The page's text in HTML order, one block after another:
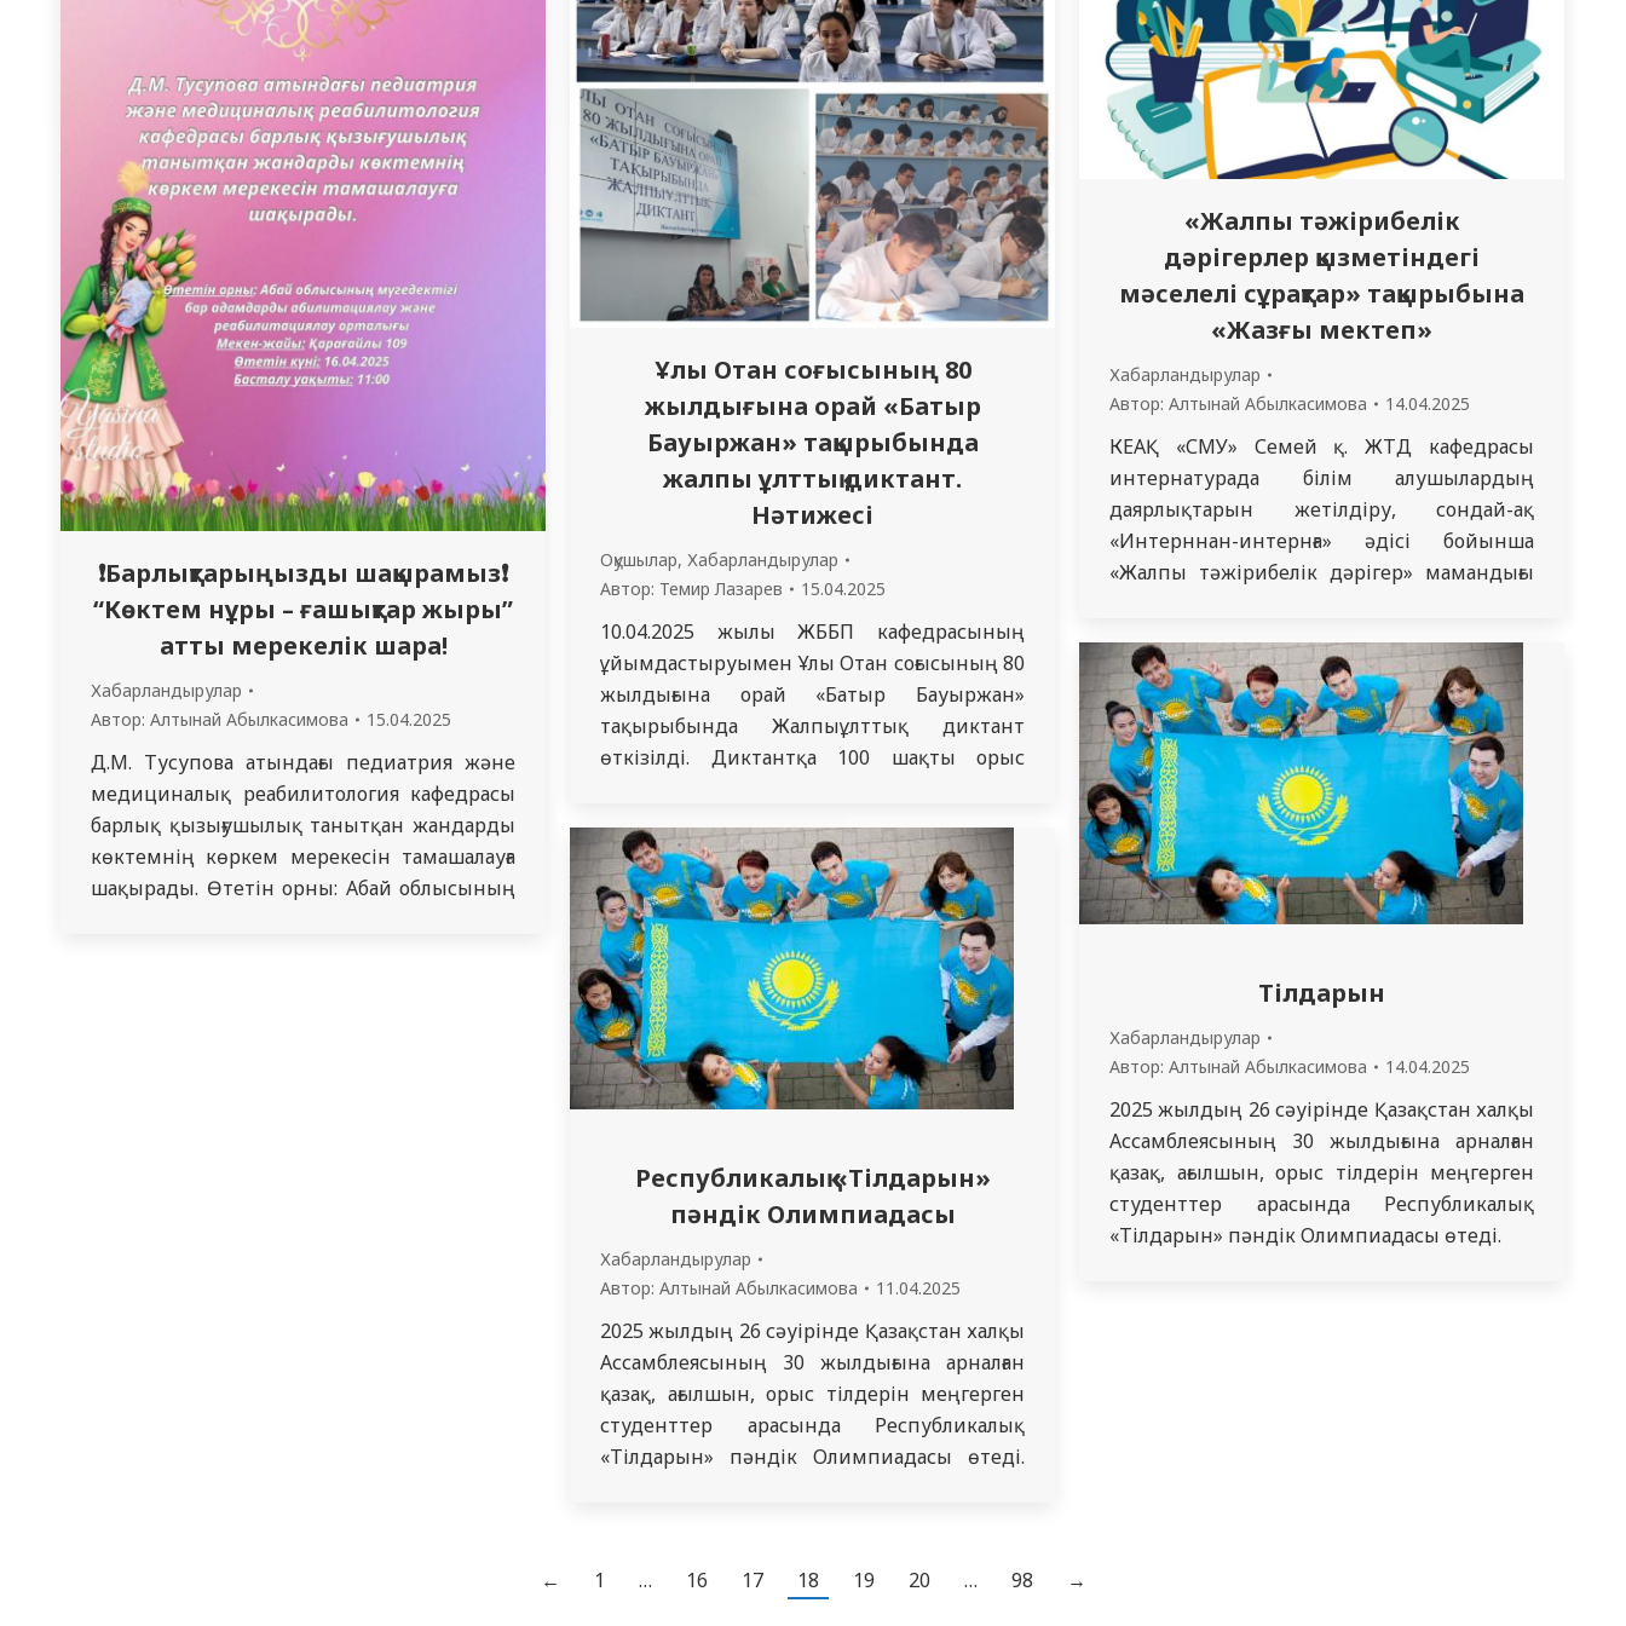
❗️Барлықтарыңызды шақырамыз❗️
“Көктем нұры – ғашықтар жыры”
атты мерекелік шара!
Хабарландырулар
Автор: Алтынай Абылкасимова 15.04.2025
Д.М. Тусупова атындағы педиатрия және
медициналық реабилитология кафедрасы
барлық қызығушылық танытқан жандарды
көктемнің көркем мерекесін тамашалауға
шақырады. Өтетін орны: Абай облысының
Ұлы Отан соғысының 80
жылдығына орай «Батыр
Бауыржан» тақырыбында
жалпы ұлттық диктант.
Нәтижесі
Оқушылар, Хабарландырулар
Автор: Темир Лазарев 15.04.2025
10.04.2025 жылы ЖББП кафедрасының
ұйымдастыруымен Ұлы Отан соғысының 80
жылдығына орай «Батыр Бауыржан»
тақырыбында Жалпыұлттық диктант
өткізілді. Диктантқа 100 шақты орыс
Бауыржан» тақырыбында Жалпыұлттық
диктантты жазу маңызды әрі тарихи мәні
бар іс-шара. Жалпыұлттық диктантты
жазудың мақсаты – еліміздің тарихындағы
елеулі оқиғаларды еске түсіріп, батыр…
«Жалпы тәжірибелік
дәрігерлер қызметіндегі
мәселелі сұрақтар» тақырыбына
«Жазғы мектеп»
Хабарландырулар
Автор: Алтынай Абылкасимова 14.04.2025
КЕАҚ «СМУ» Семей қ. ЖТД кафедрасы
интернатурада білім алушылардың
даярлықтарын жетілдіру, сондай-ақ
«Интерннан-интернға» әдісі бойынша
«Жалпы тәжірибелік дәрігер» мамандығы
интерндары үшін білім алмасу және
тәжірибені дамыту мақсатында 21.04.2025
ж. офлайн-форматында «Жалпы
тәжірибелік дәрігерлер қызметіндегі
мәселелі сұрақтар» тақырыбында Семей қ.
ЖТД кафедрасыда «Жазғы мектеп» өткізеді.
Тілдарын
Хабарландырулар
Автор: Алтынай Абылкасимова 14.04.2025
2025 жылдың 26 сәуірінде Қазақстан халқы
Ассамблеясының 30 жылдығына арналған
қазақ, ағылшын, орыс тілдерін меңгерген
студенттер арасында Республикалық
«Тілдарын» пәндік Олимпиадасы өтеді.
Республикалық «Тілдарын»
пәндік Олимпиадасы
Хабарландырулар
Автор: Алтынай Абылкасимова 11.04.2025
2025 жылдың 26 сәуірінде Қазақстан халқы
Ассамблеясының 30 жылдығына арналған
қазақ, ағылшын, орыс тілдерін меңгерген
студенттер арасында Республикалық
«Тілдарын» пәндік Олимпиадасы өтеді.
← 1 … 16 17 18 19 20 … 98 →